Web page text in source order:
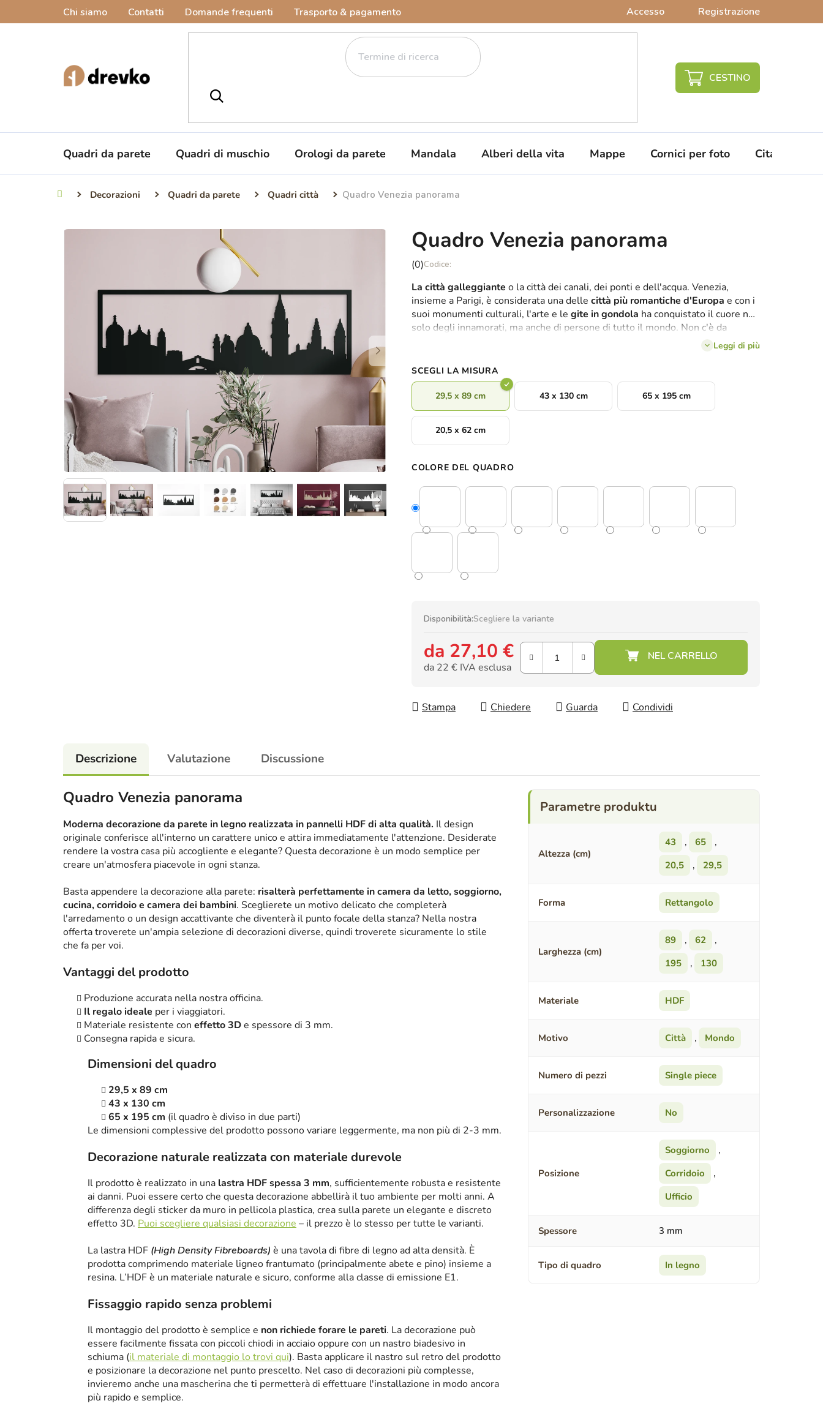
Chi siamo Contatti Domande frequenti Trasporto & pagamento Accesso Registrazione
CARRELLO
SPESA
Quadri da parete Quadri di muschio Orologi da parete Mandala Alberi della vita Mappe Cornici per foto Citazioni da
Casa Decorazioni Quadri da parete Quadri città Quadro Venezia panorama
Quadro Venezia panorama
La
media
del
prodotto
è
5
stelle.
(0)
La città galleggiante o la città dei canali, dei ponti e dell'acqua. Venezia,
insieme a Parigi, è considerata una delle città più romantiche d'Europa e con i
suoi monumenti culturali, l'arte e le gite in gondola ha conquistato il cuore non
solo degli innamorati, ma anche di persone di tutto il mondo. Non c'è da
stupirsi se anche il vostro. Il quadro in legno Venezia riunisce in sé i
monumenti più significativi e gli angoli più belli della città, disposti in fila in
3
dimensioni e8 colori
Leggi di più
SCEGLI LA MISURA
29,5 x 89 cm 43 x 130 cm 65 x 195 cm
20,5 x 62 cm
COLORE DEL QUADRO
Disponibilità:Scegliere la variante
da 27,10 €
da 22 € IVA esclusa
Stampa
Chiedere Guarda Condividi
Descrizione Valutazione Discussione
Quadro Venezia panorama
Moderna decorazione da parete in legno realizzata in pannelli HDF di alta qualità. Il design
originale conferisce all'interno un carattere unico e attira immediatamente l'attenzione. Desiderate
rendere la vostra casa più accogliente e elegante? Questa decorazione è un modo semplice per
creare un'atmosfera piacevole in ogni stanza.
Basta appendere la decorazione alla parete: risalterà perfettamente in camera da letto, soggiorno,
cucina, corridoio e camera dei bambini. Sceglierete un motivo delicato che completerà
l'arredamento o un design accattivante che diventerà il punto focale della stanza? Nella nostra
offerta troverete un'ampia selezione di decorazioni diverse, quindi troverete sicuramente lo stile
che fa per voi.
Vantaggi del prodotto
Produzione accurata nella nostra officina.
Il regalo ideale per i viaggiatori.
Materiale resistente con effetto 3De spessore di 3 mm.
Consegna rapida e sicura.
Dimensioni del quadro
29,5 x 89 cm
43 x 130 cm
65 x 195 cm (il quadro è diviso in due parti)
Le dimensioni complessive del prodotto possono variare leggermente, ma non più di 2-3 mm.
Decorazione naturale realizzata con materiale durevole
Il prodotto è realizzato in una lastra HDF spessa 3 mm, sufficientemente robusta e resistente
ai danni. Puoi essere certo che questa decorazione abbellirà il tuo ambiente per molti anni. A
differenza degli sticker da muro in pellicola plastica, crea sulla parete un elegante e discreto
effetto 3D. Puoi scegliere qualsiasi decorazione – il prezzo è lo stesso per tutte le varianti.
La lastra HDF (High Density Fibreboards) è una tavola di fibre di legno ad alta densità. È
prodotta comprimendo materiale ligneo frantumato (principalmente abete e pino) insieme a
resina. L’HDF è un materiale naturale e sicuro, conforme alla classe di emissione E1.
Fissaggio rapido senza problemi
Il montaggio del prodotto è semplice e non richiede forare le pareti. La decorazione può
essere facilmente fissata con piccoli chiodi in acciaio oppure con un nastro biadesivo in
schiuma (il materiale di montaggio lo trovi qui). Basta applicare il nastro sul retro del prodotto
e posizionare la decorazione nel punto prescelto. Nel caso di decorazioni più complesse,
invieremo anche una mascherina che ti permetterà di effettuare l'installazione in modo ancora
più rapido e semplice.
Altezza (cm)
43 , 65
,
20,5
, 29,5
Forma Rettangolo
Larghezza (cm)
89 , 62
,
195
, 130
Materiale HDF
Motivo Città , Mondo
Numero di pezzi Single piece
Personalizzazione No
Posizione
Soggiorno
,
Corridoio
,
Ufficio
Spessore 3 mm
Tipo di quadro In legno